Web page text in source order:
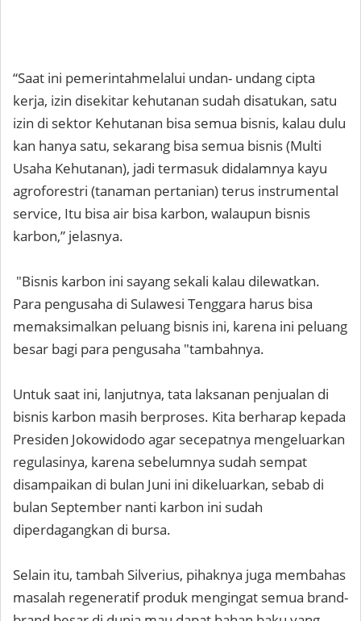
“Saat ini pemerintahmelalui undan- undang cipta
kerja, izin disekitar kehutanan sudah disatukan, satu
izin di sektor Kehutanan bisa semua bisnis, kalau dulu
kan hanya satu, sekarang bisa semua bisnis (Multi
Usaha Kehutanan), jadi termasuk didalamnya kayu
agroforestri (tanaman pertanian) terus instrumental
service, Itu bisa air bisa karbon, walaupun bisnis
karbon,” jelasnya.
"Bisnis karbon ini sayang sekali kalau dilewatkan.
Para pengusaha di Sulawesi Tenggara harus bisa
memaksimalkan peluang bisnis ini, karena ini peluang
besar bagi para pengusaha "tambahnya.
Untuk saat ini, lanjutnya, tata laksanan penjualan di
bisnis karbon masih berproses. Kita berharap kepada
Presiden Jokowidodo agar secepatnya mengeluarkan
regulasinya, karena sebelumnya sudah sempat
disampaikan di bulan Juni ini dikeluarkan, sebab di
bulan September nanti karbon ini sudah
diperdagangkan di bursa.
Selain itu, tambah Silverius, pihaknya juga membahas
masalah regeneratif produk mengingat semua brand-